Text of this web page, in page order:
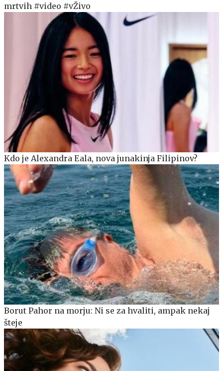
mrtvih #video #vŽivo
Kdo je Alexandra Eala, nova junakinja Filipinov?
Borut Pahor na morju: Ni se za hvaliti, ampak nekaj
šteje